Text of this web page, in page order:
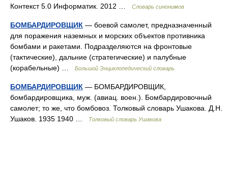
Контекст 5.0 Информатик. 2012 …
Словарь синонимов
БОМБАРДИРОВЩИК — боевой самолет, предназначенный
для поражения наземных и морских объектов противника
бомбами и ракетами. Подразделяются на фронтовые
(тактические), дальние (стратегические) и палубные
(корабельные) …
Большой Энциклопедический словарь
БОМБАРДИРОВЩИК — БОМБАРДИРОВЩИК,
бомбардировщика, муж. (авиац. воен.). Бомбардировочный
самолет; то же, что бомбовоз. Толковый словарь Ушакова. Д.Н.
Ушаков. 1935 1940 …
Толковый словарь Ушакова